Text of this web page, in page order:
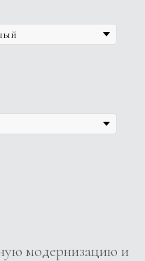
модернизацию и